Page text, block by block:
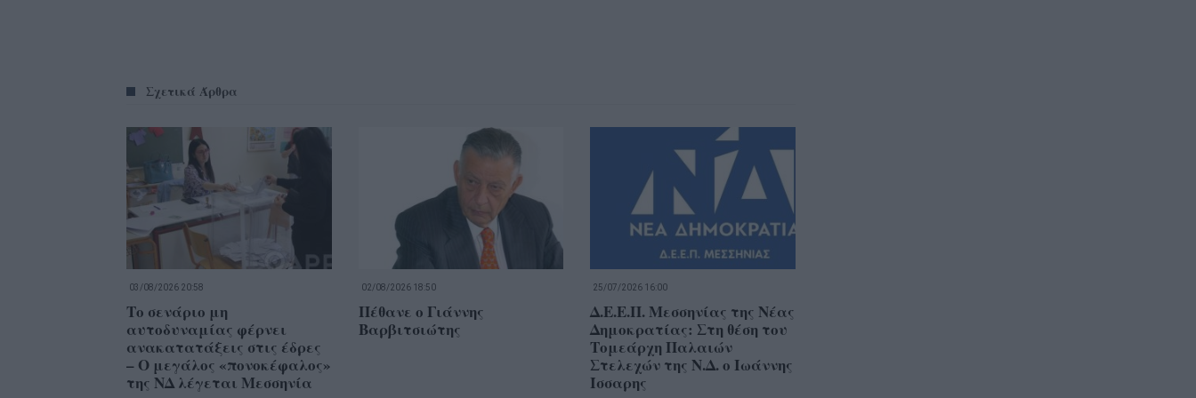
Σχετικά Άρθρα
03/08/2026 20:58
Το σενάριο μη
αυτοδυναμίας φέρνει
ανακατατάξεις στις έδρες
– Ο μεγάλος «πονοκέφαλος»
της ΝΔ λέγεται Μεσσηνία
02/08/2026 18:50
Πέθανε ο Γιάννης
Βαρβιτσιώτης
25/07/2026 16:00
Δ.Ε.Ε.Π. Μεσσηνίας της Νέας
Δημοκρατίας: Στη θέση του
Τομεάρχη Παλαιών
Στελεχών της Ν.Δ. ο Ιωάννης
Ίσσαρης